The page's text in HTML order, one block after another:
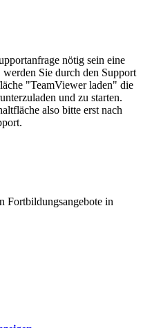
nötig sein eine
Sie durch den Support
"TeamViewer laden" die
und zu starten.
also bitte erst nach
Fortbildungsangebote in